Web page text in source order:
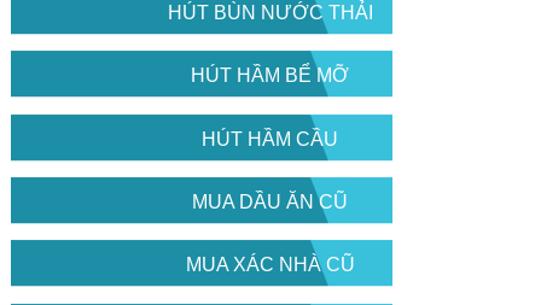
HÚT BÙN NƯỚC THẢI
HÚT HẦM BỂ MỠ
HÚT HẦM CẦU
MUA DẦU ĂN CŨ
MUA XÁC NHÀ CŨ